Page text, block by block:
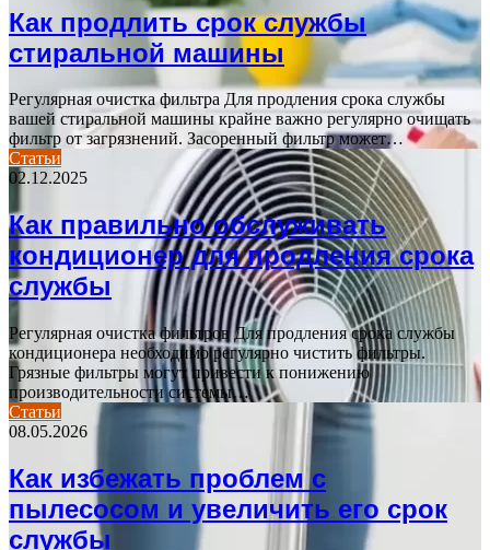
Как продлить срок службы
стиральной машины
Регулярная очистка фильтра Для продления срока службы
вашей стиральной машины крайне важно регулярно очищать
фильтр от загрязнений. Засоренный фильтр может…
Статьи
02.12.2025
Как правильно обслуживать
кондиционер для продления срока
службы
Регулярная очистка фильтров Для продления срока службы
кондиционера необходимо регулярно чистить фильтры.
Грязные фильтры могут привести к понижению
производительности системы…
Статьи
08.05.2026
Как избежать проблем с
пылесосом и увеличить его срок
службы